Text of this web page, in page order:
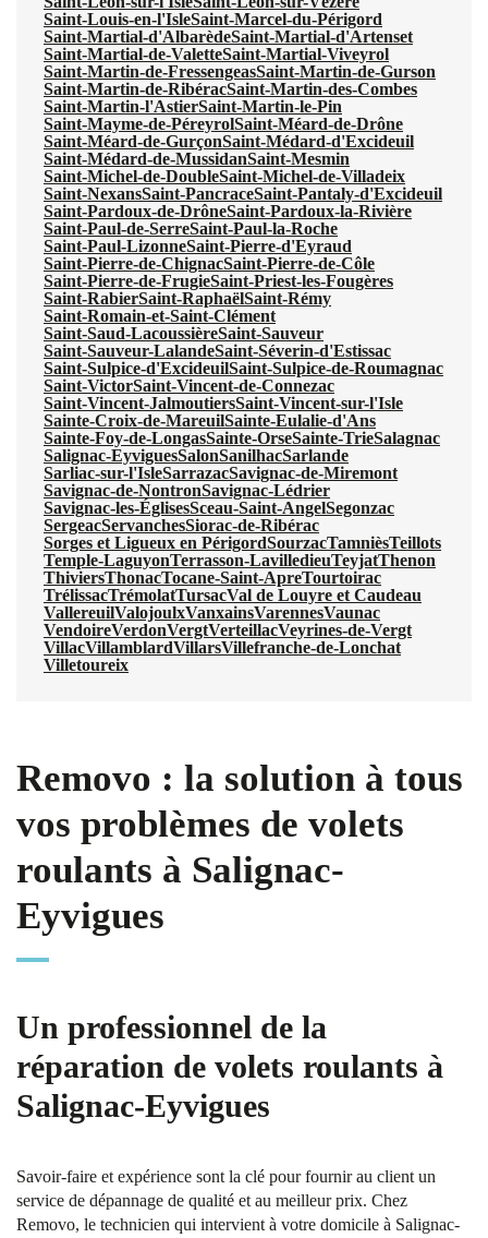
Saint-Louis-en-l'IsleSaint-Marcel-du-Périgord
Saint-Martial-d'AlbarèdeSaint-Martial-d'Artenset
Saint-Martial-de-ValetteSaint-Martial-Viveyrol
Saint-Martin-de-FressengeasSaint-Martin-de-Gurson
Saint-Martin-de-RibéracSaint-Martin-des-Combes
Saint-Martin-l'AstierSaint-Martin-le-Pin
Saint-Mayme-de-PéreyrolSaint-Méard-de-Drône
Saint-Méard-de-GurçonSaint-Médard-d'Excideuil
Saint-Médard-de-MussidanSaint-Mesmin
Saint-Michel-de-DoubleSaint-Michel-de-Villadeix
Saint-NexansSaint-PancraceSaint-Pantaly-d'Excideuil
Saint-Pardoux-de-DrôneSaint-Pardoux-la-Rivière
Saint-Paul-de-SerreSaint-Paul-la-Roche
Saint-Paul-LizonneSaint-Pierre-d'Eyraud
Saint-Pierre-de-ChignacSaint-Pierre-de-Côle
Saint-Pierre-de-FrugieSaint-Priest-les-Fougères
Saint-RabierSaint-RaphaëlSaint-Rémy
Saint-Romain-et-Saint-Clément
Saint-Saud-LacoussièreSaint-Sauveur
Saint-Sauveur-LalandeSaint-Séverin-d'Estissac
Saint-Sulpice-d'ExcideuilSaint-Sulpice-de-Roumagnac
Saint-VictorSaint-Vincent-de-Connezac
Saint-Vincent-JalmoutiersSaint-Vincent-sur-l'Isle
Sainte-Croix-de-MareuilSainte-Eulalie-d'Ans
Sainte-Foy-de-LongasSainte-OrseSainte-TrieSalagnac
Salignac-EyviguesSalonSanilhacSarlande
Sarliac-sur-l'IsleSarrazacSavignac-de-Miremont
Savignac-de-NontronSavignac-Lédrier
Savignac-les-ÉglisesSceau-Saint-AngelSegonzac
SergeacServanchesSiorac-de-Ribérac
Sorges et Ligueux en PérigordSourzacTamnièsTeillots
Temple-LaguyonTerrasson-LavilledieuTeyjatThenon
ThiviersThonacTocane-Saint-ApreTourtoirac
TrélissacTrémolatTursacVal de Louyre et Caudeau
VallereuilValojoulxVanxainsVarennesVaunac
VendoireVerdonVergtVerteillacVeyrines-de-Vergt
VillacVillamblardVillarsVillefranche-de-Lonchat
Villetoureix
Removo : la solution à tous
vos problèmes de volets
roulants à Salignac-
Eyvigues
Un professionnel de la
réparation de volets roulants à
Salignac-Eyvigues
Savoir-faire et expérience sont la clé pour fournir au client un
service de dépannage de qualité et au meilleur prix. Chez
Removo, le technicien qui intervient à votre domicile à Salignac-